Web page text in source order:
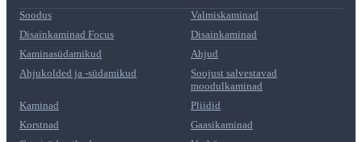
Soodus
Valmiskaminad
Disainkaminad Focus
Disainkaminad
Kaminasüdamikud
Ahjud
Ahjukolded ja -südamikud
Soojust salvestavad
moodulkaminad
Kaminad
Pliidid
Korstnad
Gaasikaminad